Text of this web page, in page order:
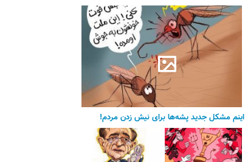
اینم مشکل جدید پشه‌ها برای نیش زدن مردم!